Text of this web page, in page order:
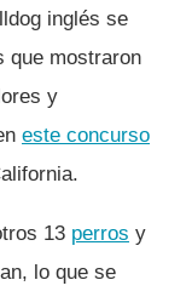
inglés se
que mostraron
y
este concurso
13 perros y
lo que se